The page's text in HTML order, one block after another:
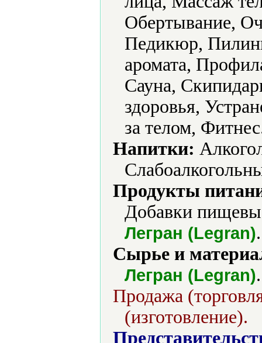
Обертывание,
Педикюр,
аромата,
Сауна,
здоровья,
за телом,
Напитки:
Продукты
Добавки
Легран (Legran).
Сырье и
Легран (Legran).
Продажа
(изготовление).